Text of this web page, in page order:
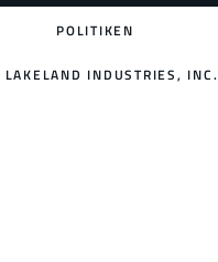
POLITIKEN
LAKELAND INDUSTRIES,